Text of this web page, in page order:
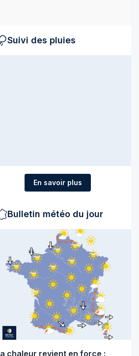
Suivi des pluies
En savoir plus
Bulletin météo du jour
chaleur revient en force :